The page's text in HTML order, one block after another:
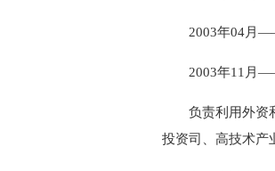
2003年04月
2003年11 月
负责利用外资
投资司、高技术产